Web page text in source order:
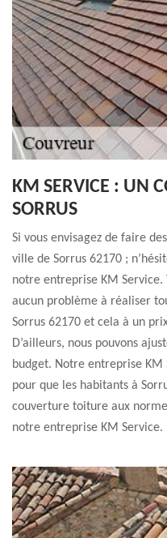
KM SERVICE : UN
SORRUS
Si vous envisagez de faire
ville de Sorrus 62170 ;
notre entreprise KM Service.
aucun problème à réaliser
Sorrus 62170 et cela à un
D’ailleurs, nous pouvons
budget. Notre entreprise
pour que les habitants à
couverture toiture aux
notre entreprise KM Service.